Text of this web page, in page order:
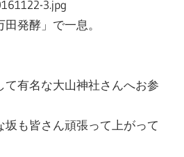
発酵」で一息。
て有名な大山神社さんへお参
も皆さん頑張って上がって